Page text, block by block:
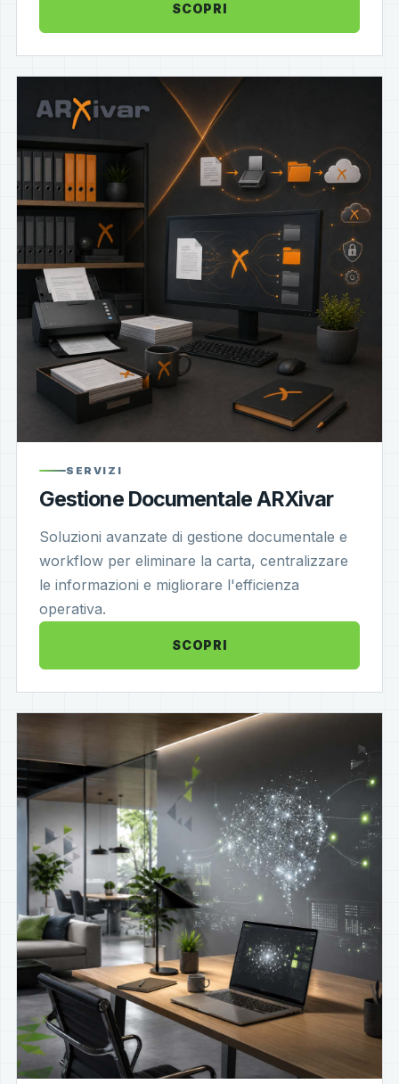
SCOPRI
SERVIZI
Gestione Documentale ARXivar
Soluzioni avanzate di gestione documentale e
workflow per eliminare la carta, centralizzare
le informazioni e migliorare l'efficienza
operativa.
SCOPRI